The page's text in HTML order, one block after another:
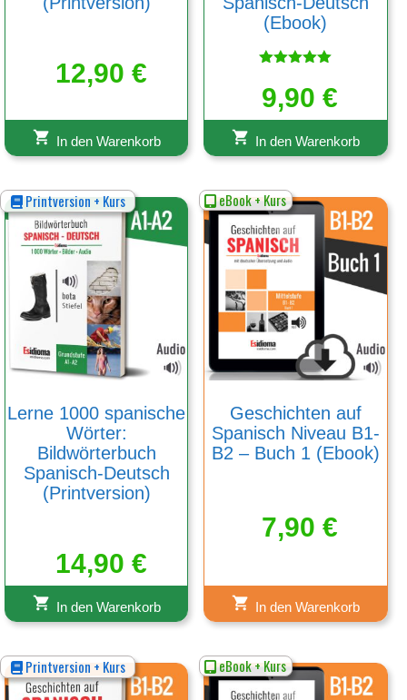
12,90 €
In den Warenkorb
(Ebook)
mit
5.00
von 5
9,90€
In den Warenkorb
Printversion + Kurs
Lerne 1000 spanische
Wörter:
Bildwörterbuch
Spanisch-Deutsch
(Printversion)
14,90 €
In den Warenkorb
eBook + Kurs
Geschichten auf
Spanisch Niveau B1-
B2 – Buch 1 (Ebook)
7,90€
In den Warenkorb
Printversion + Kurs eBook + Kurs